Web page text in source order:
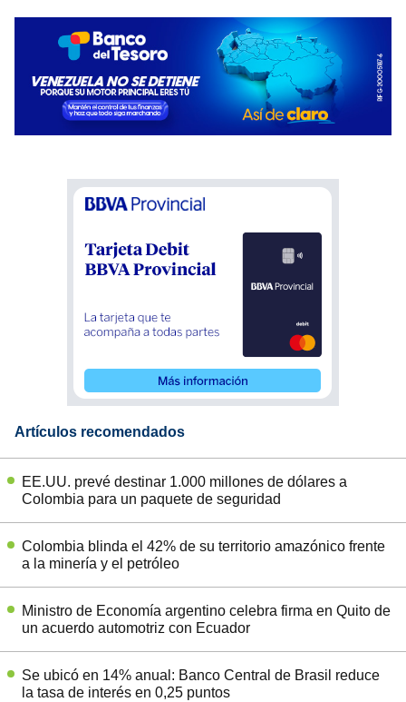
Artículos recomendados
EE.UU. prevé destinar 1.000 millones de dólares a
Colombia para un paquete de seguridad
Colombia blinda el 42% de su territorio amazónico frente
a la minería y el petróleo
Ministro de Economía argentino celebra firma en Quito de
un acuerdo automotriz con Ecuador
Se ubicó en 14% anual: Banco Central de Brasil reduce
la tasa de interés en 0,25 puntos